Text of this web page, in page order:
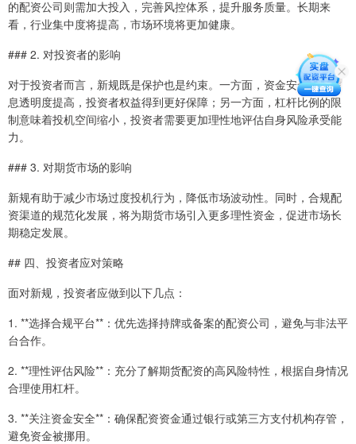
的配资公司则需加大投入，完善风控体系，提升服务质量。长期来
看，行业集中度将提高，市场环境将更加健康。
### 2. 对投资者的影响
对于投资者而言，新规既是保护也是约束。一方面，资金安全性和信
息透明度提高，投资者权益得到更好保障；另一方面，杠杆比例的限
制意味着投机空间缩小，投资者需要更加理性地评估自身风险承受能
力。
### 3. 对期货市场的影响
新规有助于减少市场过度投机行为，降低市场波动性。同时，合规配
资渠道的规范化发展，将为期货市场引入更多理性资金，促进市场长
期稳定发展。
## 四、投资者应对策略
面对新规，投资者应做到以下几点：
1. **选择合规平台**：优先选择持牌或备案的配资公司，避免与非法平
台合作。
2. **理性评估风险**：充分了解期货配资的高风险特性，根据自身情况
合理使用杠杆。
3. **关注资金安全**：确保配资资金通过银行或第三方支付机构存管，
避免资金被挪用。